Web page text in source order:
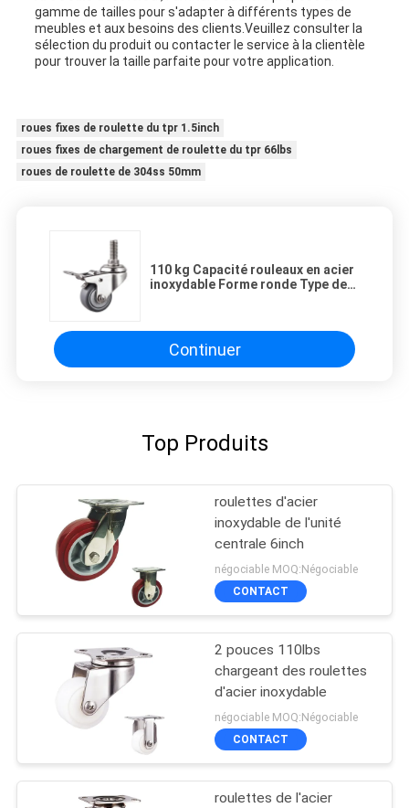
gamme de tailles pour s'adapter à différents types de
meubles et aux besoins des clients.Veuillez consulter la
sélection du produit ou contacter le service à la clientèle
pour trouver la taille parfaite pour votre application.
roues fixes de roulette du tpr 1.5inch
roues fixes de chargement de roulette du tpr 66lbs
roues de roulette de 304ss 50mm
110 kg Capacité rouleaux en acier
inoxydable Forme ronde Type de
Continuer
Top Produits
roulettes d'acier
inoxydable de l'unité
centrale 6inch
négociable MOQ:Négociable
CONTACT
2 pouces 110lbs
chargeant des roulettes
d'acier inoxydable
négociable MOQ:Négociable
CONTACT
roulettes de l'acier